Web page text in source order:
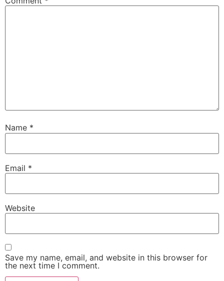
Name *
Email *
Website
Save my name, email, and website in this browser for
the next time I comment.